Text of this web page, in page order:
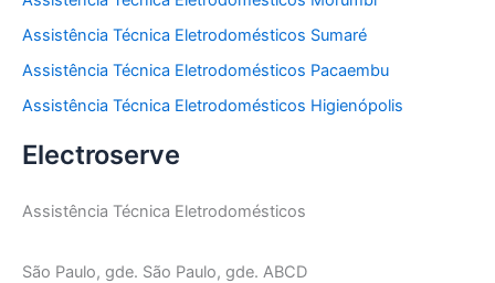
Assistência Técnica Eletrodomésticos Sumaré
Assistência Técnica Eletrodomésticos Pacaembu
Assistência Técnica Eletrodomésticos Higienópolis
Electroserve
Assistência Técnica Eletrodomésticos
São Paulo, gde. São Paulo, gde. ABCD